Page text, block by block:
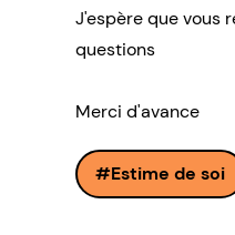
J'espère que vous
questions
Merci d'avance
Estime de soi